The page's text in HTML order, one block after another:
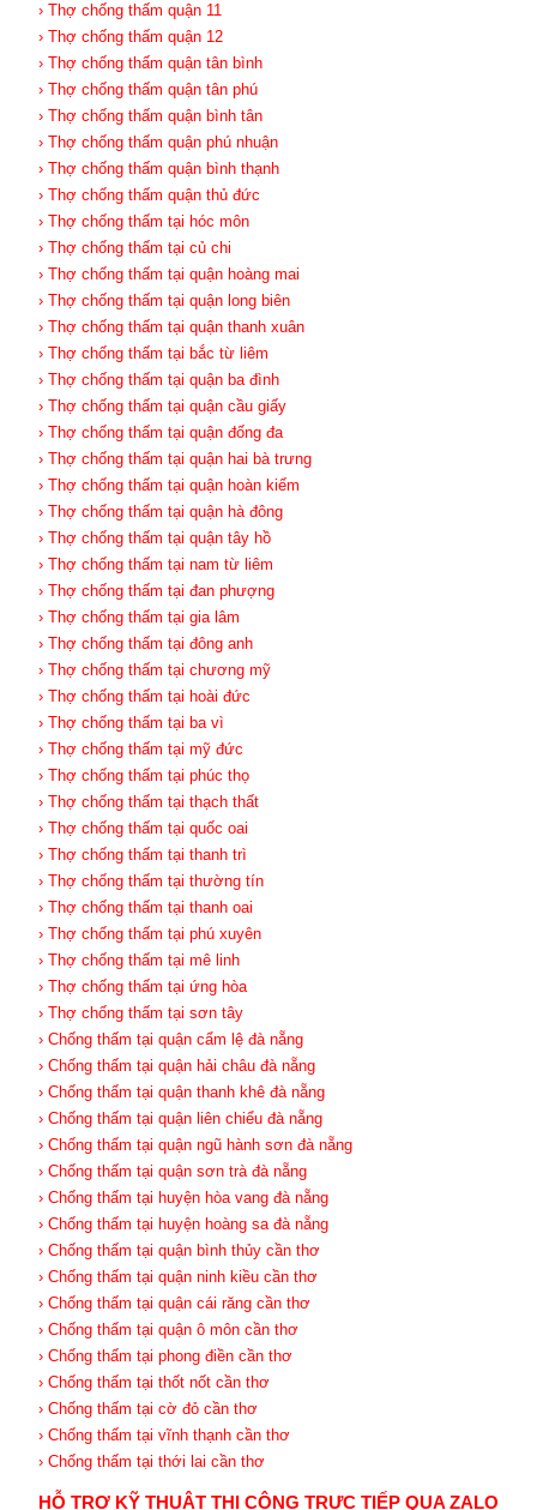
› Thợ chống thấm quận 11
› Thợ chống thấm quận 12
› Thợ chống thấm quận tân bình
› Thợ chống thấm quận tân phú
› Thợ chống thấm quận bình tân
› Thợ chống thấm quận phú nhuận
› Thợ chống thấm quận bình thạnh
› Thợ chống thấm quận thủ đức
› Thợ chống thấm tại hóc môn
› Thợ chống thấm tại củ chi
› Thợ chống thấm tại quận hoàng mai
› Thợ chống thấm tại quận long biên
› Thợ chống thấm tại quận thanh xuân
› Thợ chống thấm tại bắc từ liêm
› Thợ chống thấm tại quận ba đình
› Thợ chống thấm tại quận cầu giấy
› Thợ chống thấm tại quận đống đa
› Thợ chống thấm tại quận hai bà trưng
› Thợ chống thấm tại quận hoàn kiếm
› Thợ chống thấm tại quận hà đông
› Thợ chống thấm tại quận tây hồ
› Thợ chống thấm tại nam từ liêm
› Thợ chống thấm tại đan phượng
› Thợ chống thấm tại gia lâm
› Thợ chống thấm tại đông anh
› Thợ chống thấm tại chương mỹ
› Thợ chống thấm tại hoài đức
› Thợ chống thấm tại ba vì
› Thợ chống thấm tại mỹ đức
› Thợ chống thấm tại phúc thọ
› Thợ chống thấm tại thạch thất
› Thợ chống thấm tại quốc oai
› Thợ chống thấm tại thanh trì
› Thợ chống thấm tại thường tín
› Thợ chống thấm tại thanh oai
› Thợ chống thấm tại phú xuyên
› Thợ chống thấm tại mê linh
› Thợ chống thấm tại ứng hòa
› Thợ chống thấm tại sơn tây
› Chống thấm tại quận cẩm lệ đà nẵng
› Chống thấm tại quận hải châu đà nẵng
› Chống thấm tại quận thanh khê đà nẵng
› Chống thấm tại quận liên chiểu đà nẵng
› Chống thấm tại quận ngũ hành sơn đà nẵng
› Chống thấm tại quận sơn trà đà nẵng
› Chống thấm tại huyện hòa vang đà nẵng
› Chống thấm tại huyện hoàng sa đà nẵng
› Chống thấm tại quận bình thủy cần thơ
› Chống thấm tại quận ninh kiều cần thơ
› Chống thấm tại quận cái răng cần thơ
› Chống thấm tại quận ô môn cần thơ
› Chống thấm tại phong điền cần thơ
› Chống thấm tại thốt nốt cần thơ
› Chống thấm tại cờ đỏ cần thơ
› Chống thấm tại vĩnh thạnh cần thơ
› Chống thấm tại thới lai cần thơ
HỖ TRỢ KỸ THUẬT THI CÔNG TRỰC TIẾP QUA ZALO